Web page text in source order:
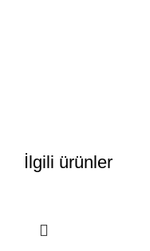
İlgili ürünler